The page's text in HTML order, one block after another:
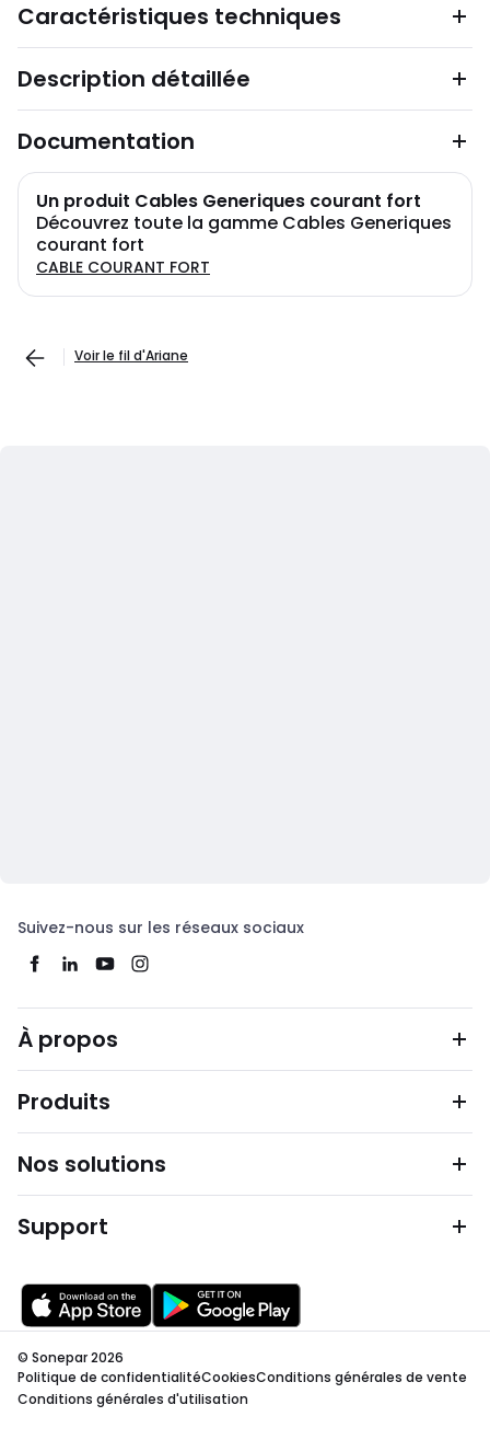
Caractéristiques techniques
Description détaillée
Documentation
Un produit Cables Generiques courant fort
Découvrez toute la gamme Cables Generiques
courant fort
CABLE COURANT FORT
Voir le fil d'Ariane
Suivez-nous sur les réseaux sociaux
À propos
Produits
Nos solutions
Support
© Sonepar 2026
Politique de confidentialitéCookiesConditions générales de vente
Conditions générales d'utilisation